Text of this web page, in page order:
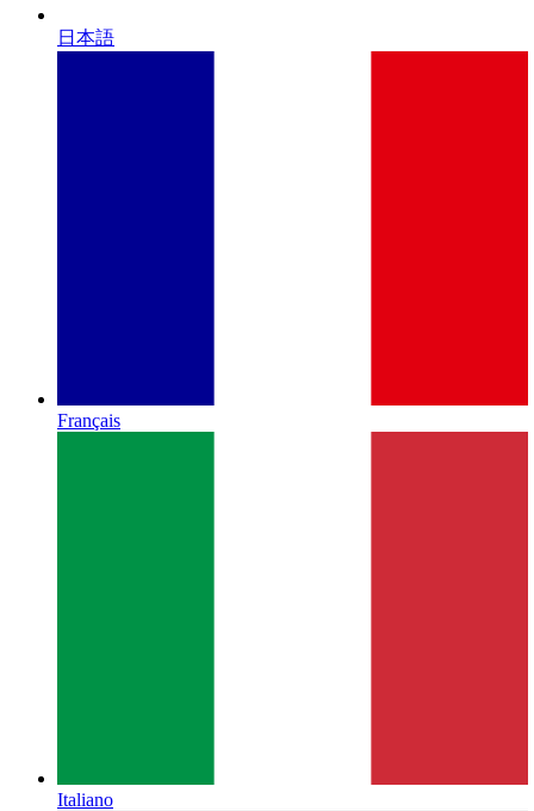
日本語
Français
Italiano